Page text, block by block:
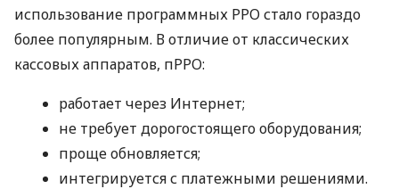
использование программных РРО стало гораздо
более популярным. В отличие от классических
кассовых аппаратов, пРРО:
работает через Интернет;
не требует дорогостоящего оборудования;
проще обновляется;
интегрируется с платежными решениями.